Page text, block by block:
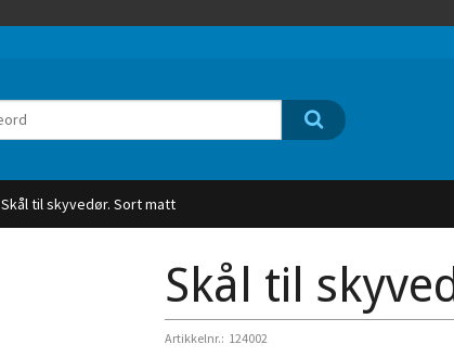
Skål til skyvedør. Sort matt
Skål til
Artikkelnr.: 124002